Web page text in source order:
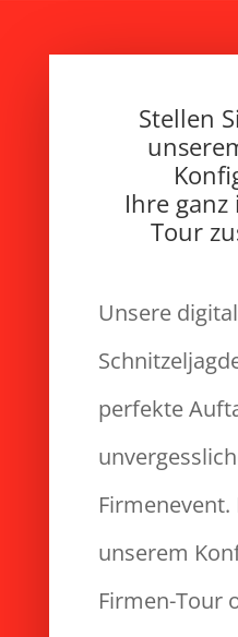
Stellen
Ihre
Tour
Unsere
perfekte
Firmenevent.
unserem
Firmen-Tour